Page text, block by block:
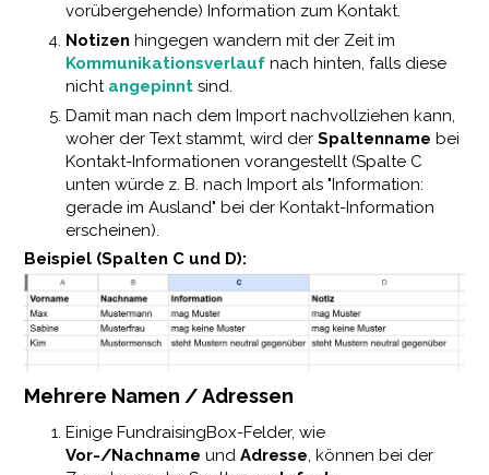
vorübergehende) Information zum Kontakt.
Notizen hingegen wandern mit der Zeit im
Kommunikationsverlaufnach hinten, falls diese
nicht angepinntsind.
Damit man nach dem Import nachvollziehen kann,
woher der Text stammt, wird der Spaltenname bei
Kontakt-Informationen vorangestellt (Spalte C
unten würde z. B. nach Import als "Information:
gerade im Ausland" bei der Kontakt-Information
erscheinen).
Beispiel (Spalten C und D):
Mehrere Namen / Adressen
Einige FundraisingBox-Felder, wie
Vor-/Nachname und Adresse, können bei der